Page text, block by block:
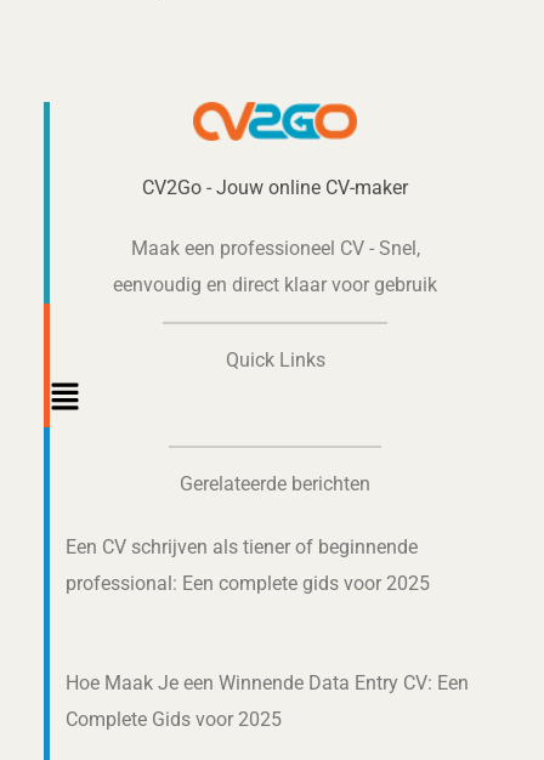
CV2Go - Jouw online CV-maker
Maak een professioneel CV - Snel,
eenvoudig en direct klaar voor gebruik
Quick Links
Main
Gerelateerde berichten
Een CV schrijven als tiener of beginnende
professional: Een complete gids voor 2025
Hoe Maak Je een Winnende Data Entry CV: Een
Complete Gids voor 2025